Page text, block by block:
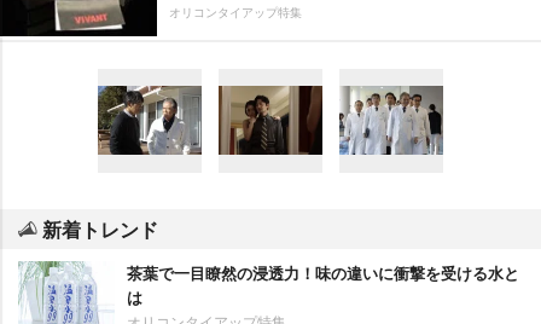
オリコンタイアップ特集
新着トレンド
茶葉で一目瞭然の浸透力！味の違いに衝撃を受ける水と
は